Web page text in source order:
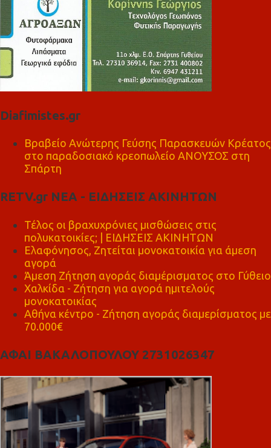
Diafimistes.gr
Βραβείο Ανώτερης Γεύσης Παρασκευών Κρέατος
στο παραδοσιακό κρεοπωλείο ΑΝΟΥΣΟΣ στη
Σπάρτη
RETV.gr ΝΕΑ - ΕΙΔΗΣΕΙΣ ΑΚΙΝΗΤΩΝ
Τέλος οι βραχυχρόνιες μισθώσεις στις
πολυκατοικίες; | ΕΙΔΗΣΕΙΣ ΑΚΙΝΗΤΩΝ
Ελαφόνησος, Ζητείται μονοκατοικία για άμεση
αγορά
Άμεση Ζήτηση αγοράς διαμέρισματος στο Γύθειο
Χαλκίδα - Ζήτηση για αγορά ημιτελούς
μονοκατοικίας
Αθήνα κέντρο - Ζήτηση αγοράς διαμερίσματος με
70.000€
ΑΦΑΙ ΒΑΚΑΛΟΠΟΥΛΟΥ 2731026347